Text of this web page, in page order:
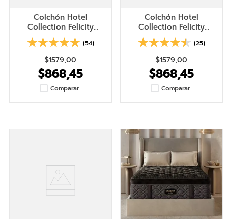
Colchón Hotel
Collection Felicity
Medium Firm Pillow Top
(54)
$1579,00
$868,45
Comparar
Colchón Hotel
Collection Felicity
Medium Soft Pillow Top
(25)
$1579,00
$868,45
Comparar